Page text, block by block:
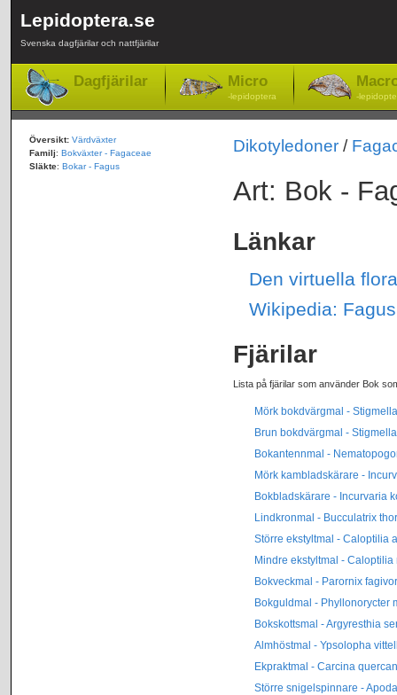
Lepidoptera.se
Svenska dagfjärilar och nattfjärilar
Dagfjärilar Micro
-lepidoptera -
Dikotyledoner/
Art: Bok -
Länkar
Den virtuella
Wikipedia:
Fjärilar
Lista på fjärilar som använder Bok
Mörk bokdvärgmal -
Brun bokdvärgmal -
Bokantennmal -
Mörk kambladskärare -
Bokbladskärare - Incurvaria
Lindkronmal - Bucculatrix
Större ekstyltmal - Caloptilia
Mindre ekstyltmal - Caloptilia
Bokveckmal - Parornix
Bokguldmal - Phyllonorycter
Bokskottsmal - Argyresthia
Almhöstmal - Ypsolopha
Ekpraktmal - Carcina
Större snigelspinnare -
Översikt: Värdväxter
Familj: Bokväxter - Fagaceae
Släkte: Bokar - Fagus